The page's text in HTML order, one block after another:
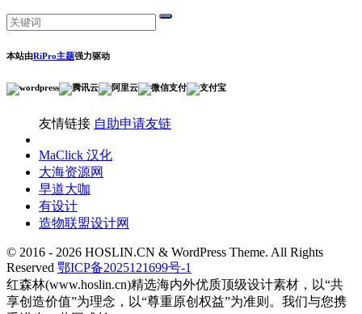
本站由RiPro主题强力驱动
友情链接 自助申请友链
MaClick 汉化
大海资源网
早道大咖
有设计
造物联盟设计网
© 2016 - 2026 HOSLIN.CN & WordPress Theme. All Rights
Reserved 鄂ICP备2025121699号-1
红森林(www.hoslin.cn)精选海内外优质顶级设计素材，以“共
享创造价值”为理念，以“尊重原创权益”为准则。我们与您携